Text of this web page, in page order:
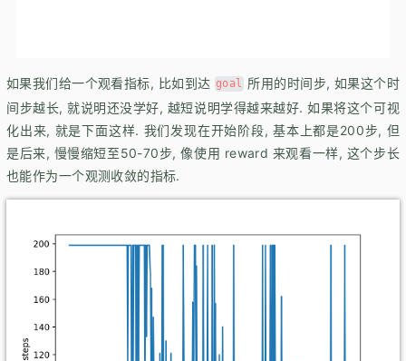
如果我们给一个观看指标, 比如到达 goal 所用的时间步, 如果这个时
间步越长, 就说明还没学好, 越短说明学得越来越好. 如果将这个可视
化出来, 就是下面这样. 我们发现在开始阶段, 基本上都是200步, 但
是后来, 慢慢缩短至50-70步, 像使用 reward 来观看一样, 这个步长
也能作为一个观测收敛的指标.